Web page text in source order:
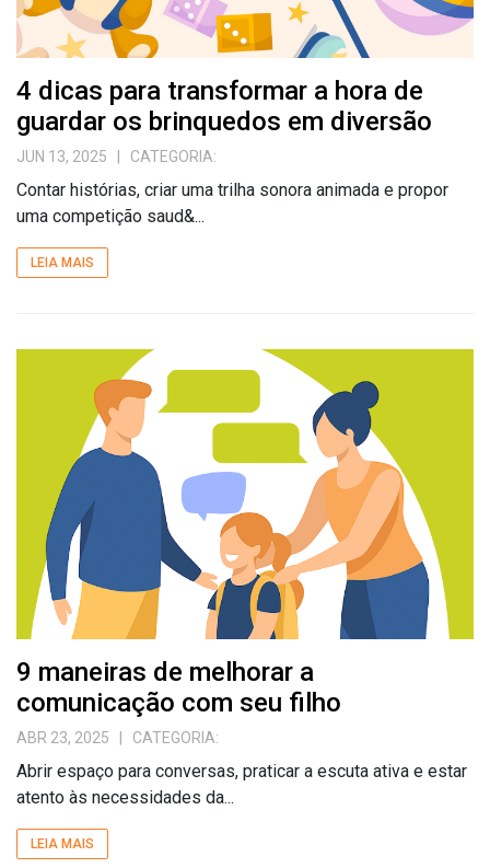
4 dicas para transformar a hora de
guardar os brinquedos em diversão
JUN 13, 2025 | CATEGORIA:
Contar histórias, criar uma trilha sonora animada e propor
uma competição saud&...
LEIA MAIS
9 maneiras de melhorar a
comunicação com seu filho
ABR 23, 2025 | CATEGORIA:
Abrir espaço para conversas, praticar a escuta ativa e estar
atento às necessidades da...
LEIA MAIS